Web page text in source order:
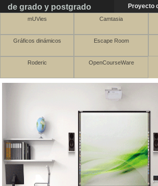
de grado y postgrado
Proyecto
mUVies Camtasia
Gráficos dinámicos Escape Room
Roderic OpenCourseWare